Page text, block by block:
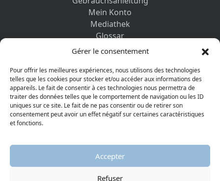
Gérer le consentement
Pour offrir les meilleures expériences, nous utilisons des technologies
telles que les cookies pour stocker et/ou accéder aux informations des
appareils. Le fait de consentir à ces technologies nous permettra de
traiter des données telles que le comportement de navigation ou les ID
uniques sur ce site. Le fait de ne pas consentir ou de retirer son
consentement peut avoir un effet négatif sur certaines caractéristiques
et fonctions.
Accepter
Refuser
Mein Konto
Mediathek
Glossar
Kontaktformular
Datenschutz-Bestimmungen
ENTDECKEN SIE AUCH